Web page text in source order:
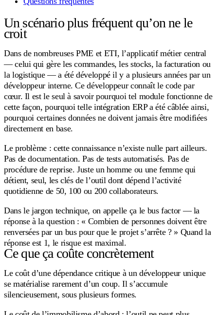
Un scénario plus fréquent qu’on ne le
croit
Dans de nombreuses PME et ETI, l’applicatif métier central
— celui qui gère les commandes, les stocks, la facturation ou
la logistique — a été développé il y a plusieurs années par un
développeur interne. Ce développeur connaît le code par
cœur. Il est le seul à savoir pourquoi tel module fonctionne de
cette façon, pourquoi telle intégration ERP a été câblée ainsi,
pourquoi certaines données ne doivent jamais être modifiées
directement en base.
Le problème : cette connaissance n’existe nulle part ailleurs.
Pas de documentation. Pas de tests automatisés. Pas de
procédure de reprise. Juste un homme ou une femme qui
détient, seul, les clés de l’outil dont dépend l’activité
quotidienne de 50, 100 ou 200 collaborateurs.
Dans le jargon technique, on appelle ça le bus factor — la
réponse à la question : « Combien de personnes doivent être
renversées par un bus pour que le projet s’arrête ? » Quand la
réponse est 1, le risque est maximal.
Ce que ça coûte concrètement
Le coût d’une dépendance critique à un développeur unique
se matérialise rarement d’un coup. Il s’accumule
silencieusement, sous plusieurs formes.